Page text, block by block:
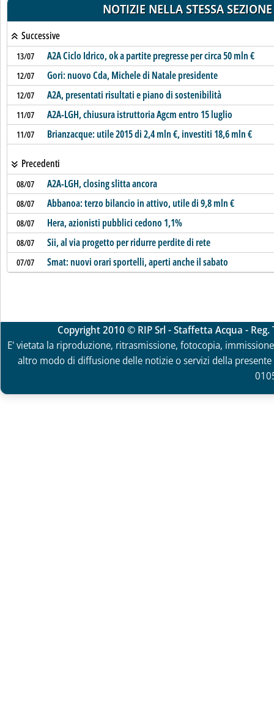
NOTIZIE NELLA STESSA SEZIONE
Successive
13/07 A2A Ciclo Idrico, ok a partite pregresse per circa 50 mln €
12/07 Gori: nuovo Cda, Michele di Natale presidente
12/07 A2A, presentati risultati e piano di sostenibilità
11/07 A2A-LGH, chiusura istruttoria Agcm entro 15 luglio
11/07 Brianzacque: utile 2015 di 2,4 mln €, investiti 18,6 mln €
Precedenti
08/07 A2A-LGH, closing slitta ancora
08/07 Abbanoa: terzo bilancio in attivo, utile di 9,8 mln €
08/07 Hera, azionisti pubblici cedono 1,1%
08/07 Sii, al via progetto per ridurre perdite di rete
07/07 Smat: nuovi orari sportelli, aperti anche il sabato
Copyright 2010 © RIP Srl - Staffetta Acqua -
E' vietata la riproduzione, ritrasmissione, fotocopia,
altro modo di diffusione delle notizie o servizi della